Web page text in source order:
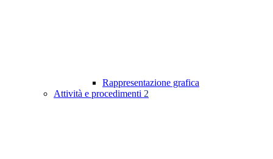
Rappresentazione grafica
Attività e procedimenti 2